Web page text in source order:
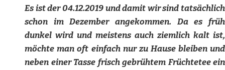
Es ist der 04.12.2019 und damit wir sind tatsächlich
schon im Dezember angekommen. Da es früh
dunkel wird und meistens auch ziemlich kalt ist,
möchte man oft einfach nur zu Hause bleiben und
neben einer Tasse frisch gebrühtem Früchtetee ein